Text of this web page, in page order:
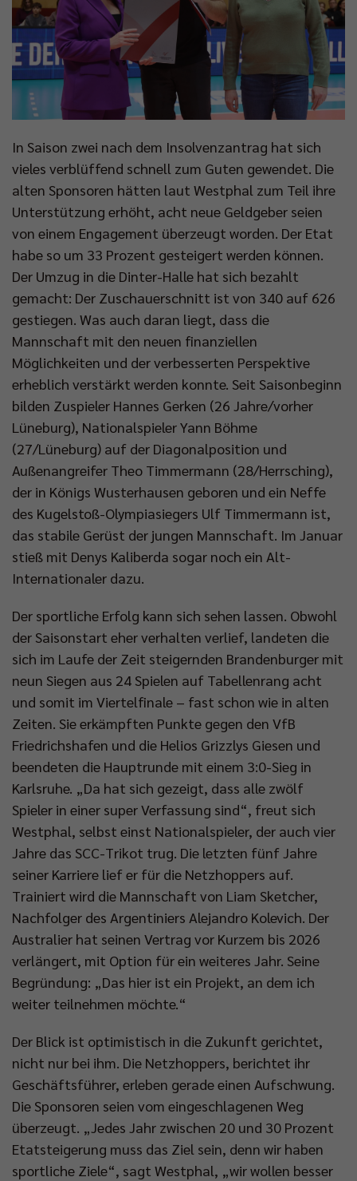
In Saison zwei nach dem Insolvenzantrag hat sich
vieles verblüffend schnell zum Guten gewendet. Die
alten Sponsoren hätten laut Westphal zum Teil ihre
Unterstützung erhöht, acht neue Geldgeber seien
von einem Engagement überzeugt worden. Der Etat
habe so um 33 Prozent gesteigert werden können.
Der Umzug in die Dinter-Halle hat sich bezahlt
gemacht: Der Zuschauerschnitt ist von 340 auf 626
gestiegen. Was auch daran liegt, dass die
Mannschaft mit den neuen finanziellen
Möglichkeiten und der verbesserten Perspektive
erheblich verstärkt werden konnte. Seit Saisonbeginn
bilden Zuspieler Hannes Gerken (26 Jahre/vorher
Lüneburg), Nationalspieler Yann Böhme
(27/Lüneburg) auf der Diagonalposition und
Außenangreifer Theo Timmermann (28/Herrsching),
der in Königs Wusterhausen geboren und ein Neffe
des Kugelstoß-Olympiasiegers Ulf Timmermann ist,
das stabile Gerüst der jungen Mannschaft. Im Januar
stieß mit Denys Kaliberda sogar noch ein Alt-
Internationaler dazu.
Der sportliche Erfolg kann sich sehen lassen. Obwohl
der Saisonstart eher verhalten verlief, landeten die
sich im Laufe der Zeit steigernden Brandenburger mit
neun Siegen aus 24 Spielen auf Tabellenrang acht
und somit im Viertelfinale – fast schon wie in alten
Zeiten. Sie erkämpften Punkte gegen den VfB
Friedrichshafen und die Helios Grizzlys Giesen und
beendeten die Hauptrunde mit einem 3:0-Sieg in
Karlsruhe. „Da hat sich gezeigt, dass alle zwölf
Spieler in einer super Verfassung sind“, freut sich
Westphal, selbst einst Nationalspieler, der auch vier
Jahre das SCC-Trikot trug. Die letzten fünf Jahre
seiner Karriere lief er für die Netzhoppers auf.
Trainiert wird die Mannschaft von Liam Sketcher,
Nachfolger des Argentiniers Alejandro Kolevich. Der
Australier hat seinen Vertrag vor Kurzem bis 2026
verlängert, mit Option für ein weiteres Jahr. Seine
Begründung: „Das hier ist ein Projekt, an dem ich
weiter teilnehmen möchte.“
Der Blick ist optimistisch in die Zukunft gerichtet,
nicht nur bei ihm. Die Netzhoppers, berichtet ihr
Geschäftsführer, erleben gerade einen Aufschwung.
Die Sponsoren seien vom eingeschlagenen Weg
überzeugt. „Jedes Jahr zwischen 20 und 30 Prozent
Etatsteigerung muss das Ziel sein, denn wir haben
sportliche Ziele“, sagt Westphal, „wir wollen besser